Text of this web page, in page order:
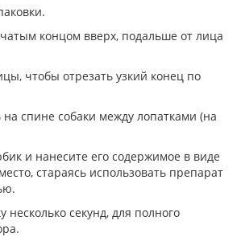
концом вверх, подальше от лица
чтобы отрезать узкий конец по
спине собаки между лопатками (на
и нанесите его содержимое в виде
стараясь использовать препарат
несколько секунд, для полного